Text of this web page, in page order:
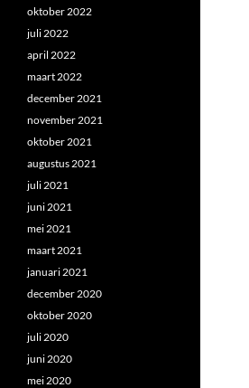
oktober 2022
juli 2022
april 2022
maart 2022
december 2021
november 2021
oktober 2021
augustus 2021
juli 2021
juni 2021
mei 2021
maart 2021
januari 2021
december 2020
oktober 2020
juli 2020
juni 2020
mei 2020